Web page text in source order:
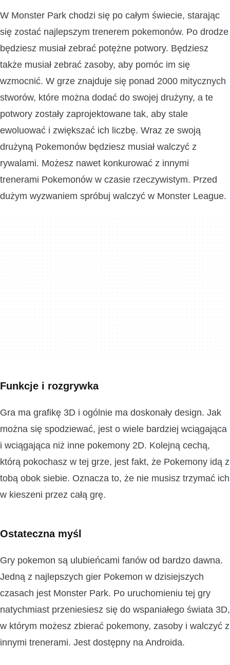
W Monster Park chodzi się po całym świecie, starając
się zostać najlepszym trenerem pokemonów. Po drodze
będziesz musiał zebrać potężne potwory. Będziesz
także musiał zebrać zasoby, aby pomóc im się
wzmocnić. W grze znajduje się ponad 2000 mitycznych
stworów, które można dodać do swojej drużyny, a te
potwory zostały zaprojektowane tak, aby stale
ewoluować i zwiększać ich liczbę. Wraz ze swoją
drużyną Pokemonów będziesz musiał walczyć z
rywalami. Możesz nawet konkurować z innymi
trenerami Pokemonów w czasie rzeczywistym. Przed
dużym wyzwaniem spróbuj walczyć w Monster League.
Funkcje i rozgrywka
Gra ma grafikę 3D i ogólnie ma doskonały design. Jak
można się spodziewać, jest o wiele bardziej wciągająca
i wciągająca niż inne pokemony 2D. Kolejną cechą,
którą pokochasz w tej grze, jest fakt, że Pokemony idą z
tobą obok siebie. Oznacza to, że nie musisz trzymać ich
w kieszeni przez całą grę.
Ostateczna myśl
Gry pokemon są ulubieńcami fanów od bardzo dawna.
Jedną z najlepszych gier Pokemon w dzisiejszych
czasach jest Monster Park. Po uruchomieniu tej gry
natychmiast przeniesiesz się do wspaniałego świata 3D,
w którym możesz zbierać pokemony, zasoby i walczyć z
innymi trenerami. Jest dostępny na Androida.